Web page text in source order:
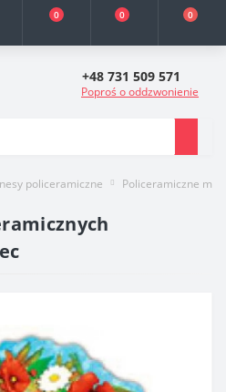
0 0 0
+48 731 509 571
Poproś o oddzwonienie
policeramiczne Policeramiczne